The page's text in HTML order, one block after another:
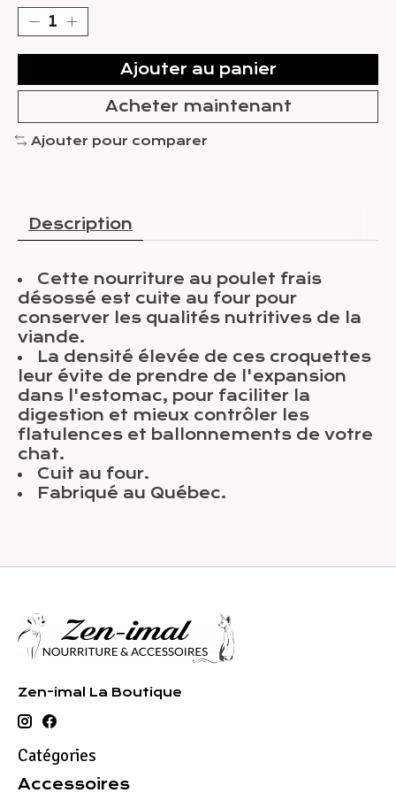
Ajouter au panier
Acheter maintenant
Ajouter pour comparer
Description
Cette nourriture au poulet frais
désossé est cuite au four pour
conserver les qualités nutritives de la
viande.
La densité élevée de ces croquettes
leur évite de prendre de l'expansion
dans l'estomac, pour faciliter la
digestion et mieux contrôler les
flatulences et ballonnements de votre
chat.
Cuit au four.
Fabriqué au Québec.
Zen-imal La Boutique
Catégories
Accessoires